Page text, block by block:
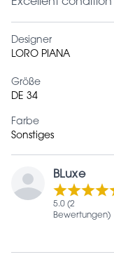
Designer
LORO PIANA
Größe
DE 34
Farbe
Sonstiges
BLuxe
5.0 (2
Bewertungen)